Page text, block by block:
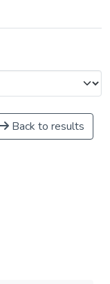
Back to results